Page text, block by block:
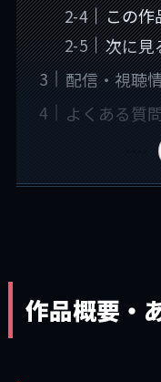
この作
次に見
配信・視聴
よくある質
作品概要・